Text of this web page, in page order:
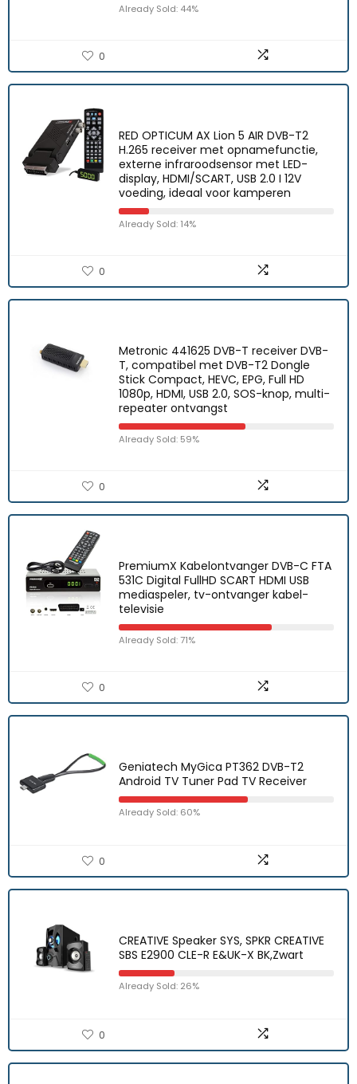
Already Sold: 44%
0
RED OPTICUM AX Lion 5 AIR DVB-T2
H.265 receiver met opnamefunctie,
externe infraroodsensor met LED-
display, HDMI/SCART, USB 2.0 I 12V
voeding, ideaal voor kamperen
Already Sold: 14%
0
Metronic 441625 DVB-T receiver DVB-
T, compatibel met DVB-T2 Dongle
Stick Compact, HEVC, EPG, Full HD
1080p, HDMI, USB 2.0, SOS-knop, multi-
repeater ontvangst
Already Sold: 59%
0
PremiumX Kabelontvanger DVB-C FTA
531C Digital FullHD SCART HDMI USB
mediaspeler, tv-ontvanger kabel-
televisie
Already Sold: 71%
0
Geniatech MyGica PT362 DVB-T2
Android TV Tuner Pad TV Receiver
Already Sold: 60%
0
CREATIVE Speaker SYS, SPKR CREATIVE
SBS E2900 CLE-R E&UK-X BK,Zwart
Already Sold: 26%
0